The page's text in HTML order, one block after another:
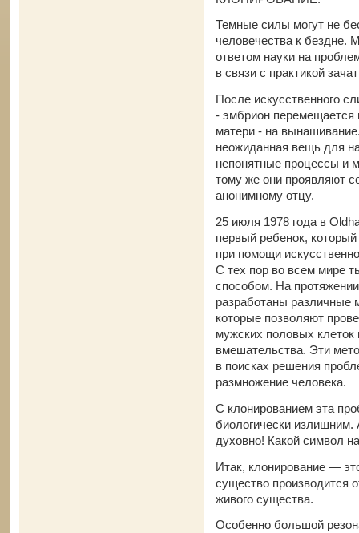
Темные силы могут не
человечества к бездне.
ответом науки на
в связи с практикой
После искусственного
- эмбрион перемещается
матери - на
неожиданная вещь для
непонятные процессы и
тому же они проявляют
анонимному отцу.
25 июля 1978 года в
первый ребенок,
при помощи
С тех пор во всем мире
способом. На
разработаны различные
которые позволяют
мужских половых
вмешательства. Эти
в поисках решения
размножение человека.
С клонированием эта
биологически
духовно! Какой символ
Итак, клонирование —
существо производится
живого существа.
Особенно большой